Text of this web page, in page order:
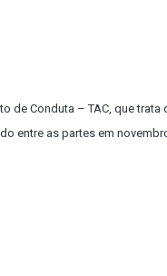
Conduta – TAC, que
entre as partes em